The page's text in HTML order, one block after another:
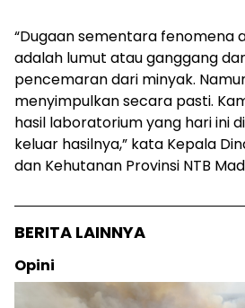
“Dugaan sementara fenomena
adalah lumut atau ganggang
pencemaran dari minyak.
menyimpulkan secara pasti.
hasil laboratorium yang hari ini
keluar hasilnya,” kata Kepala
dan Kehutanan Provinsi NTB
BERITA LAINNYA
Opini